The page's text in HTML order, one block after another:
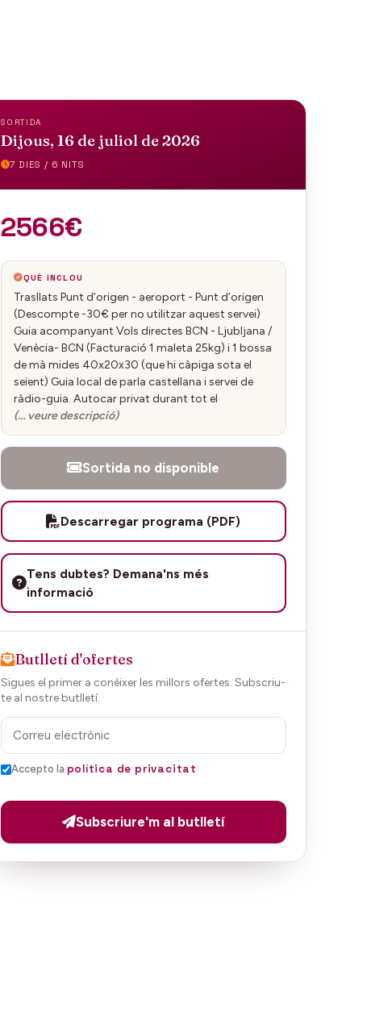
SORTIDA
Dijous, 16 de juliol de 2026
7 DIES / 6 NITS
2566€
QUÈ INCLOU
Trasllats Punt d’origen - aeroport - Punt d’origen
(Descompte -30€ per no utilitzar aquest servei)
Guia acompanyant Vols directes BCN - Ljubljana /
Venècia- BCN (Facturació 1 maleta 25kg) i 1 bossa
de mà mides 40x20x30 (que hi càpiga sota el
seient) Guia local de parla castellana i servei de
ràdio-guia. Autocar privat durant tot el
(… veure descripció)
Sortida no disponible
Descarregar programa (PDF)
Tens dubtes? Demana'ns més
informació
Butlletí d'ofertes
Sigues el primer a conèixer les millors ofertes. Subscriu-
te al nostre butlletí.
Accepto la política de privacitat
Subscriure'm al butlletí